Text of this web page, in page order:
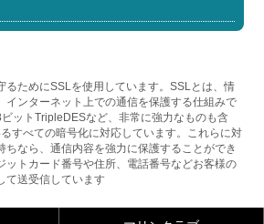
るためにSSLを使用しています。SSLとは、情
インターネット上での通信を保護する仕組みで
ットTripleDESなど、非常に強力なものも含
すべての暗号化に対応しています。これらに対
ちなら、通信内容を強力に保護することができ
ットカード番号や住所、電話番号などお客様の
て送受信しています